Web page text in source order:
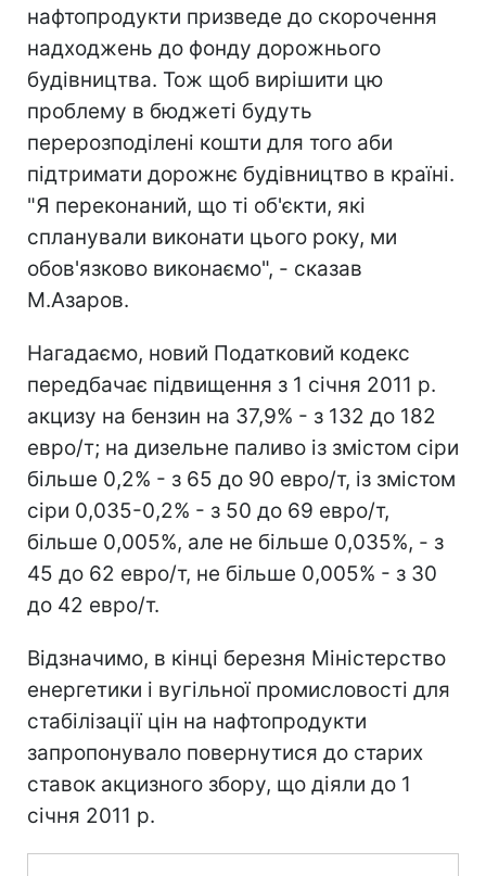
нафтопродукти призведе до скорочення
надходжень до фонду дорожнього
будівництва. Тож щоб вирішити цю
проблему в бюджеті будуть
перерозподілені кошти для того аби
підтримати дорожнє будівництво в країні.
"Я переконаний, що ті об'єкти, які
спланували виконати цього року, ми
обов'язково виконаємо", - сказав
М.Азаров.
Нагадаємо, новий Податковий кодекс
передбачає підвищення з 1 січня 2011 р.
акцизу на бензин на 37,9% - з 132 до 182
евро/т; на дизельне паливо із змістом сіри
більше 0,2% - з 65 до 90 евро/т, із змістом
сіри 0,035-0,2% - з 50 до 69 евро/т,
більше 0,005%, але не більше 0,035%, - з
45 до 62 евро/т, не більше 0,005% - з 30
до 42 евро/т.
Відзначимо, в кінці березня Міністерство
енергетики і вугільної промисловості для
стабілізації цін на нафтопродукти
запропонувало повернутися до старих
ставок акцизного збору, що діяли до 1
січня 2011 р.